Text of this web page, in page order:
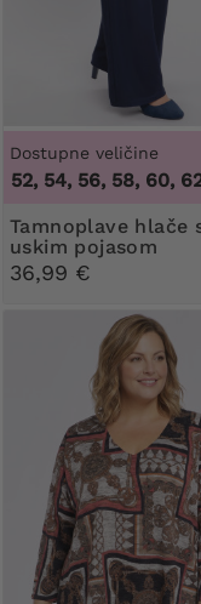
Dostupne veličine
54, 56, 58, 60, 62,
Tamnoplave hlače s
uskim pojasom
36,99 €
44/